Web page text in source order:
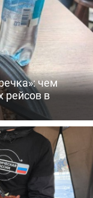
чем
рейсов в